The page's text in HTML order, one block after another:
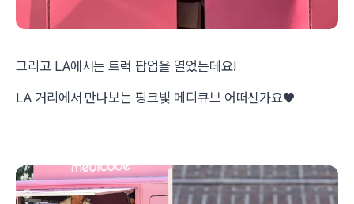
그리고 LA에서는 트럭 팝업을 열었는데요!
LA 거리에서 만나보는 핑크빛 메디큐브 어떠신가요♥️